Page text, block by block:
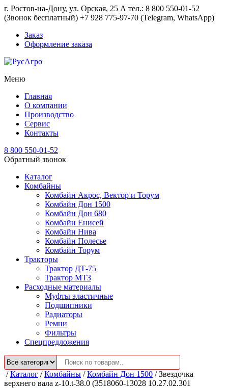
г. Ростов-на-Дону, ул. Орская, 25 А тел.: 8 800 550-01-52
(Звонок бесплатный) +7 928 775-97-70 (Telegram, WhatsApp)
Заказ
Оформление заказа
Меню
Главная
О компании
Производство
Сервис
Контакты
8 800 550-01-52
Обратный звонок
Каталог
Комбайны
Комбайн Акрос, Вектор и Торум
Комбайн Дон 1500
Комбайн Дон 680
Комбайн Енисей
Комбайн Нива
Комбайн Полесье
Комбайн Торум
Тракторы
Трактор ДТ-75
Трактор МТЗ
Расходные материалы
Муфты эластичные
Подшипники
Радиаторы
Ремни
Фильтры
Спецпредложения
/Каталог /Комбайны /Комбайн Дон 1500 /Звездочка
верхнего вала z-10.t-38.0 (3518060-13028 10.27.02.301